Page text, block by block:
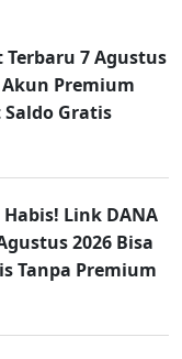
Terbaru 7 Agustus
Akun Premium
Saldo Gratis
Link DANA
2026 Bisa
Tanpa Premium